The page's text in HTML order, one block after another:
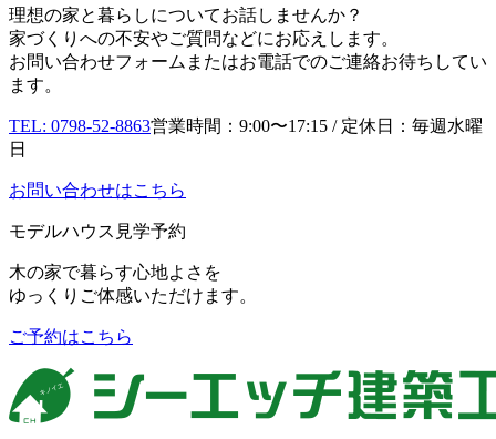
理想の家と暮らしについてお話しませんか？
家づくりへの不安やご質問などにお応えします。
お問い合わせフォームまたはお電話でのご連絡お待ちしてい
ます。
TEL: 0798-52-8863営業時間：9:00〜17:15 / 定休日：毎週水曜
日
お問い合わせはこちら
モデルハウス見学予約
木の家で暮らす心地よさを
ゆっくりご体感いただけます。
ご予約はこちら